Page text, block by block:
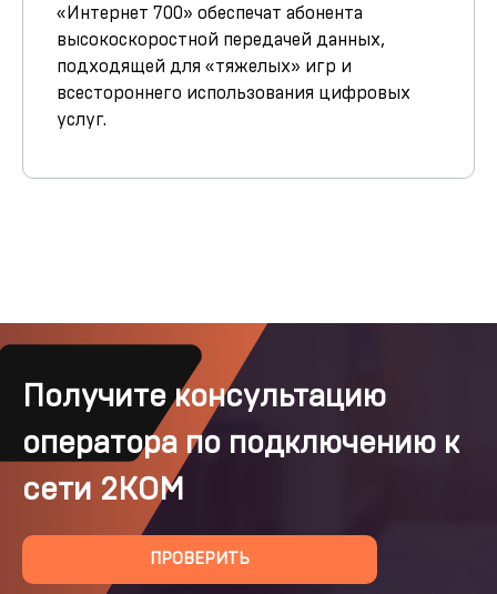
«Интернет 700» обеспечат абонента
высокоскоростной передачей данных,
подходящей для «тяжелых» игр и
всестороннего использования цифровых
услуг.
Получите консультацию
оператора по подключению к
сети 2КОМ
ПРОВЕРИТЬ